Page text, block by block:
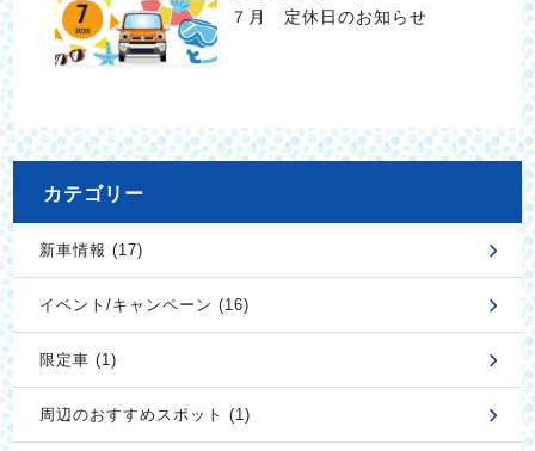
７月 定休日のお知らせ
カテゴリー
新車情報 (17)
イベント/キャンペーン (16)
限定車 (1)
周辺のおすすめスポット (1)